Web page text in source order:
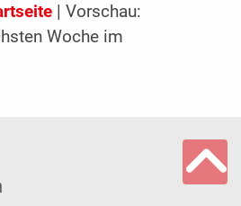
| Vorschau:
Woche im